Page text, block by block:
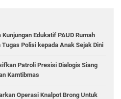
Edukatif PAUD Rumah
Polisi kepada Anak Sejak Dini
Patroli Presisi Dialogis Siang
Kamtibmas
Operasi Knalpot Brong Untuk